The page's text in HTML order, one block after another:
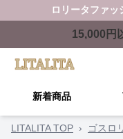
ロリータファッ
15,000 円
新着商品
LITALITA TOP › ゴスロ